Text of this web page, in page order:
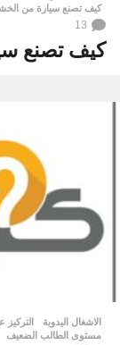
كيف تصنع سيارة من
13
كيف تصنع
الاشغال اليدوية
مستوى الطالب الضعيف